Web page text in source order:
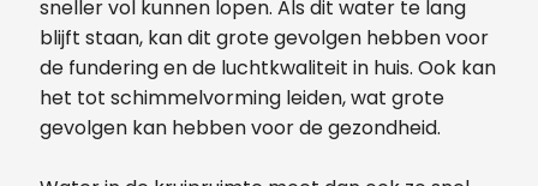
sneller vol kunnen lopen. Als dit water te lang
blijft staan, kan dit grote gevolgen hebben voor
de fundering en de luchtkwaliteit in huis. Ook kan
het tot schimmelvorming leiden, wat grote
gevolgen kan hebben voor de gezondheid.